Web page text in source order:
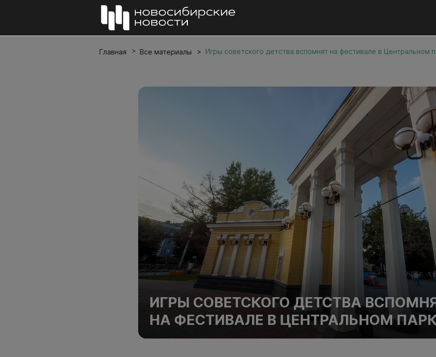
Главная Все материалы Игры советского детства вспомнят на фестивале в Центральном
ИГРЫ СОВЕТСКОГО ДЕТСТВА
НА ФЕСТИВАЛЕ В ЦЕНТРАЛЬНОМ